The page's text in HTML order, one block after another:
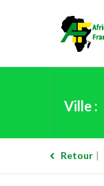
Ville :
Retour